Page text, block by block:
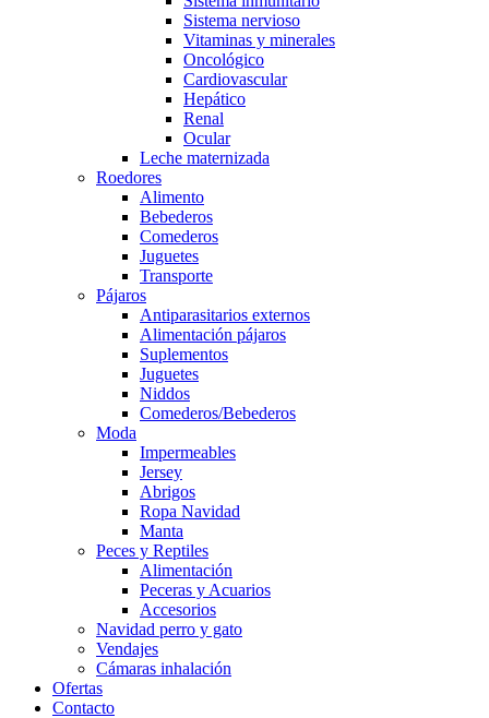
Sistema nervioso
Vitaminas y minerales
Oncológico
Cardiovascular
Hepático
Renal
Ocular
Leche maternizada
Roedores
Alimento
Bebederos
Comederos
Juguetes
Transporte
Pájaros
Antiparasitarios externos
Alimentación pájaros
Suplementos
Juguetes
Niddos
Comederos/Bebederos
Moda
Impermeables
Jersey
Abrigos
Ropa Navidad
Manta
Peces y Reptiles
Alimentación
Peceras y Acuarios
Accesorios
Navidad perro y gato
Vendajes
Cámaras inhalación
Ofertas
Contacto